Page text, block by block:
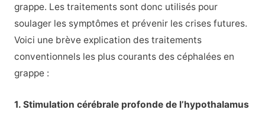
grappe. Les traitements sont donc utilisés pour
soulager les symptômes et prévenir les crises futures.
Voici une brève explication des traitements
conventionnels les plus courants des céphalées en
grappe :
1. Stimulation cérébrale profonde de l’hypothalamus